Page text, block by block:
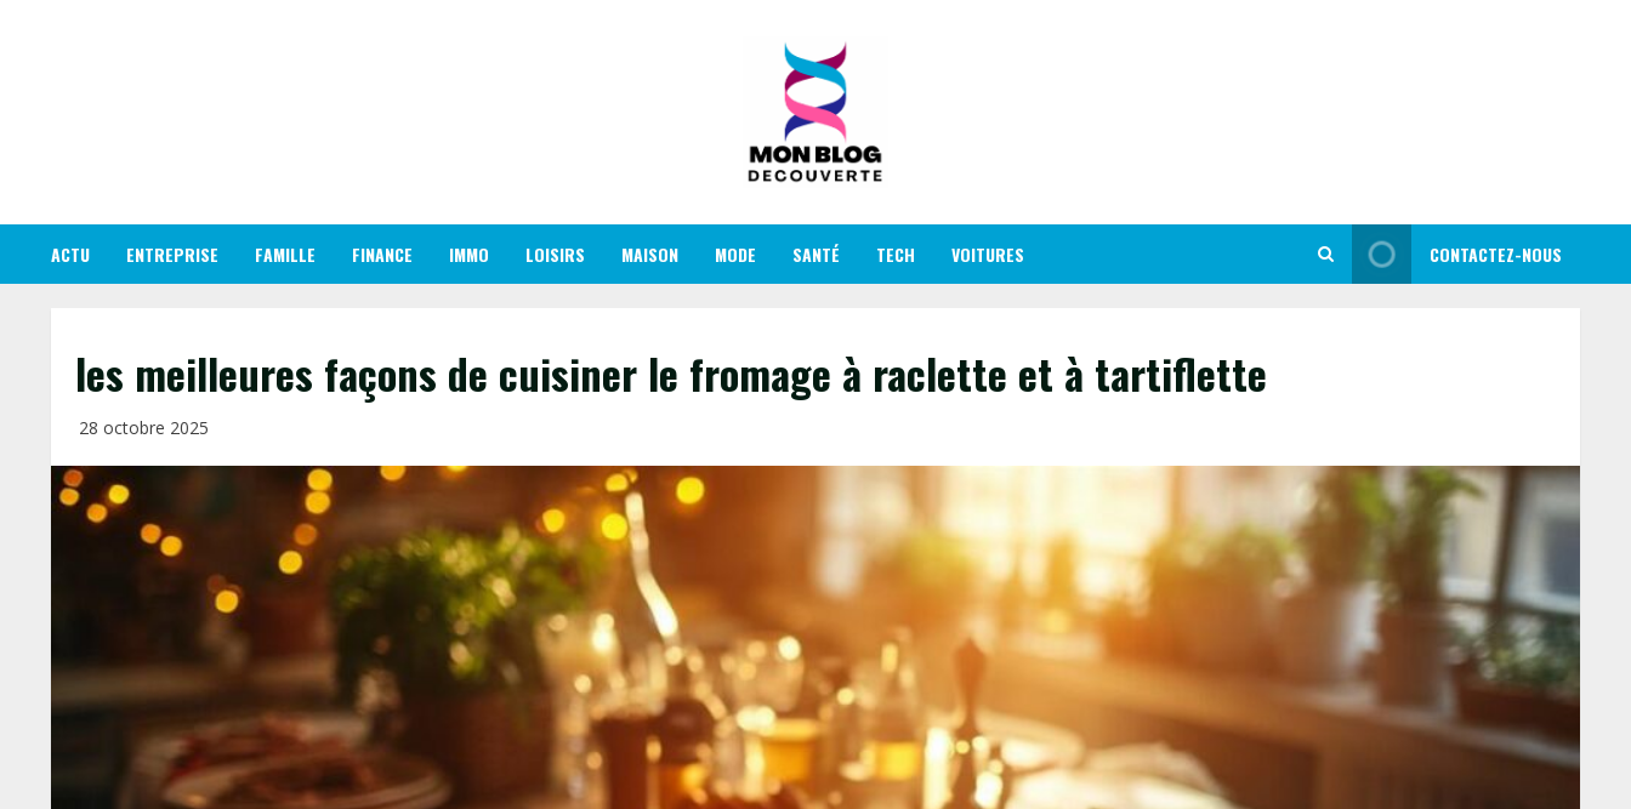
ACTU ENTREPRISE FAMILLE FINANCE IMMO LOISIRS MAISON MODE SANTÉ TECH VOITURES CONTACTEZ-NOUS
les meilleures façons de cuisiner le fromage à raclette et à tartiflette
28 octobre 2025